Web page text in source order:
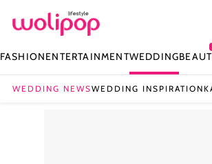
FASHIONENTERTAINMENTWEDDING
WEDDING NEWSWEDDING INSPIRATION